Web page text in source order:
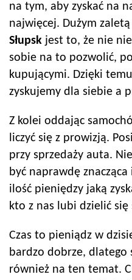
na tym, aby zyskać na
najwięcej. Dużym zaletą
Słupsk jest to, że nie
sobie na to pozwolić,
kupującymi. Dzięki
zyskujemy dla siebie a
Z kolei oddając
liczyć się z prowizją.
przy sprzedaży auta.
być naprawdę znacząca
ilość pieniędzy jaką
kto z nas lubi dzielić się
Czas to pieniądz w
bardzo dobrze, dlatego
również na ten temat.